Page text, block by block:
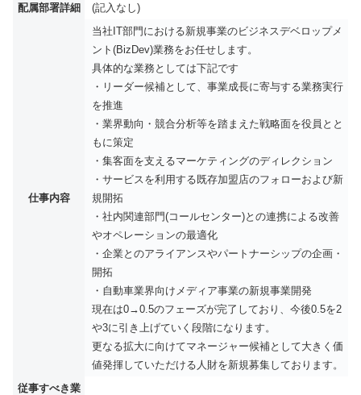
配属部署詳細
(記入なし)
仕事内容
当社IT部門における新規事業のビジネスデベロップメ
ント(BizDev)業務をお任せします。
具体的な業務としては下記です
・リーダー候補として、事業成長に寄与する業務実行
を推進
・業界動向・競合分析等を踏まえた戦略面を役員とと
もに策定
・集客面を支えるマーケティングのディレクション
・サービスを利用する既存加盟店のフォローおよび新
規開拓
・社内関連部門(コールセンター)との連携による改善
やオペレーションの最適化
・企業とのアライアンスやパートナーシップの企画・
開拓
・自動車業界向けメディア事業の新規事業開発
現在は0→0.5のフェーズが完了しており、今後0.5を2
や3に引き上げていく段階になります。
更なる拡大に向けてマネージャー候補として大きく価
値発揮していただける人財を新規募集しております。
従事すべき業